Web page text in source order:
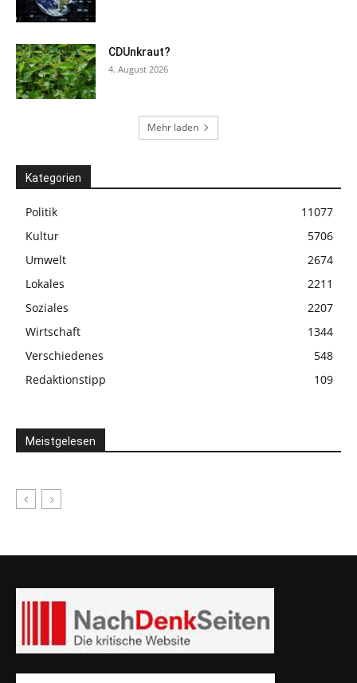
CDUnkraut?
4. August 2026
Mehr laden
Kategorien
Politik
11077
Kultur
5706
Umwelt
2674
Lokales
2211
Soziales
2207
Wirtschaft
1344
Verschiedenes
548
Redaktionstipp
109
Meistgelesen